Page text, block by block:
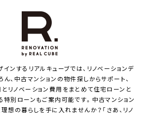
インするリアルキューブでは、リノベーションデ
ん、中古マンションの物件探しからサポート、
リノベーション費用をまとめて住宅ローンと
特別ローンもご案内可能です。中古マンション
理想の暮らしを手に入れませんか？「さあ、リノ